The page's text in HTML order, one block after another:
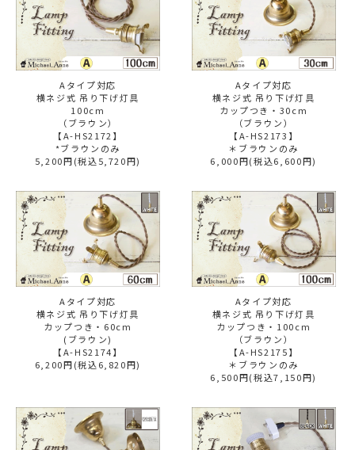
Aタイプ対応
横ネジ式 吊り下げ灯具
100cm
（ブラウン）
【A-HS2172】
*ブラウンのみ
5,200円(税込5,720円)
Aタイプ対応
横ネジ式 吊り下げ灯具
カップつき・30cm
（ブラウン）
【A-HS2173】
＊ブラウンのみ
6,000円(税込6,600円)
Aタイプ対応
横ネジ式 吊り下げ灯具
カップつき・60cm
(ブラウン)
【A-HS2174】
6,200円(税込6,820円)
Aタイプ対応
横ネジ式 吊り下げ灯具
カップつき・100cm
（ブラウン）
【A-HS2175】
＊ブラウンのみ
6,500円(税込7,150円)